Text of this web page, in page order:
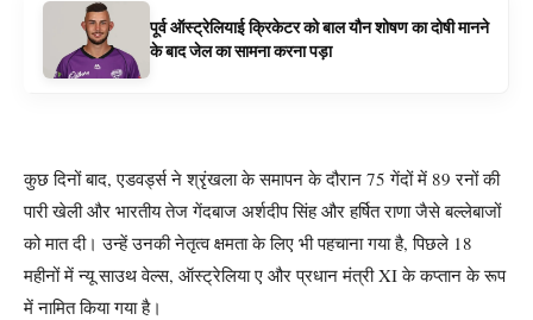
पूर्व ऑस्ट्रेलियाई क्रिकेटर को बाल यौन शोषण का दोषी मानने
के बाद जेल का सामना करना पड़ा
कुछ दिनों बाद, एडवर्ड्स ने श्रृंखला के समापन के दौरान 75 गेंदों में 89 रनों की
पारी खेली और भारतीय तेज गेंदबाज अर्शदीप सिंह और हर्षित राणा जैसे बल्लेबाजों
को मात दी। उन्हें उनकी नेतृत्व क्षमता के लिए भी पहचाना गया है, पिछले 18
महीनों में न्यू साउथ वेल्स, ऑस्ट्रेलिया ए और प्रधान मंत्री XI के कप्तान के रूप
में नामित किया गया है।